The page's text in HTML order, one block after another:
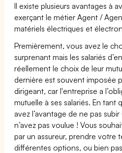
Il existe plusieurs avantages à
exerçant le métier Agent /
matériels électriques et
Premièrement, vous avez le
surprenant mais les salariés
réellement le choix de leur
dernière est souvent imposée
dirigeant, car l'entreprise a
mutuelle à ses salariés. En tant
avez l’avantage de ne pas
n’avez pas voulue ! Vous
par un assureur, prendre votre
différentes options, ou bien